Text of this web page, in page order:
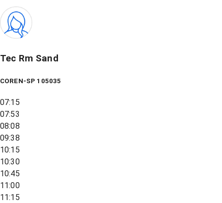
Tec Rm Sand
COREN-SP 105035
07:15
07:53
08:08
09:38
10:15
10:30
10:45
11:00
11:15